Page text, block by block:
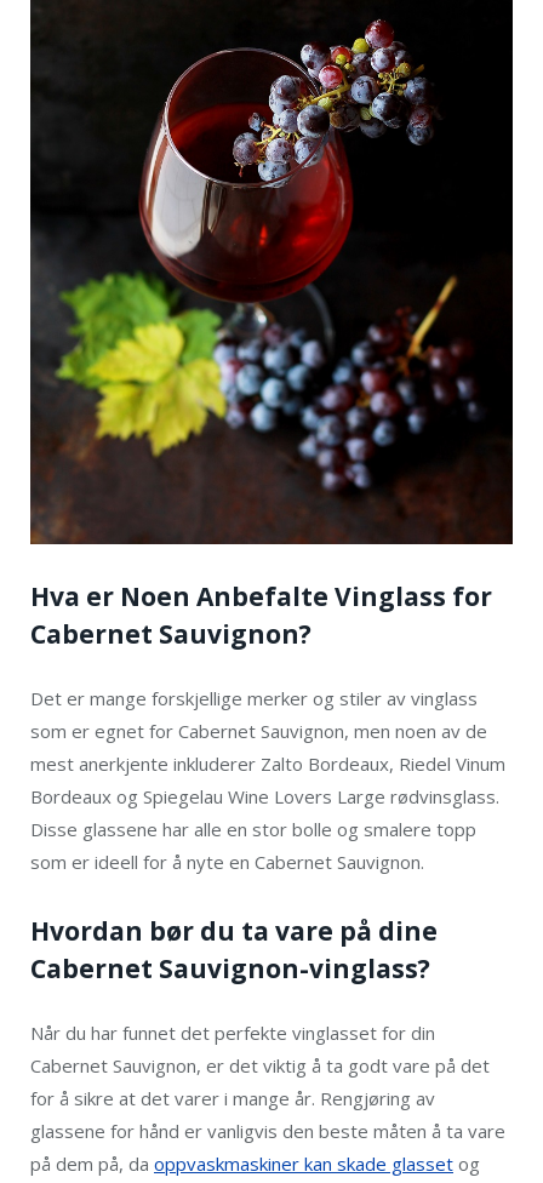
Hva er Noen Anbefalte Vinglass for
Cabernet Sauvignon?
Det er mange forskjellige merker og stiler av vinglass
som er egnet for Cabernet Sauvignon, men noen av de
mest anerkjente inkluderer Zalto Bordeaux, Riedel Vinum
Bordeaux og Spiegelau Wine Lovers Large rødvinsglass.
Disse glassene har alle en stor bolle og smalere topp
som er ideell for å nyte en Cabernet Sauvignon.
Hvordan bør du ta vare på dine
Cabernet Sauvignon-vinglass?
Når du har funnet det perfekte vinglasset for din
Cabernet Sauvignon, er det viktig å ta godt vare på det
for å sikre at det varer i mange år. Rengjøring av
glassene for hånd er vanligvis den beste måten å ta vare
på dem på, da oppvaskmaskiner kan skade glasset og